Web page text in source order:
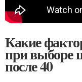
Какие
при выборе
после 40